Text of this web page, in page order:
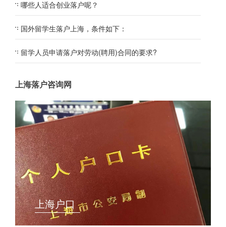
哪些人适合创业落户呢？
国外留学生落户上海，条件如下：
留学人员申请落户对劳动(聘用)合同的要求?
上海落户咨询网
上海户口